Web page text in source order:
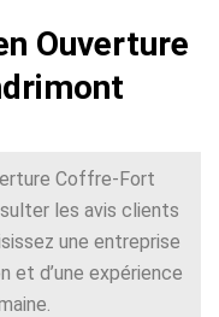
Ouverture
Coffre-Fort
les avis clients
une entreprise
et d’une expérience